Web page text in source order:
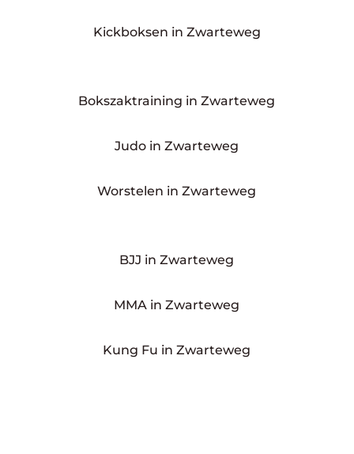
Kickboksen in Zwarteweg
Bokszaktraining in Zwarteweg
Judo in Zwarteweg
Worstelen in Zwarteweg
BJJ in Zwarteweg
MMA in Zwarteweg
Kung Fu in Zwarteweg